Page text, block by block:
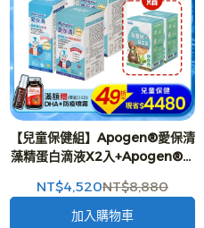
【兒童保健組】Apogen®愛保清
藻精蛋白滴液X2入+Apogen®愛
嚼錠(60g/瓶)X2入 贈藻優兒益生
菌x2入-二代台美專利 防護再升級
NT$4,520NT$8,880
加入購物車